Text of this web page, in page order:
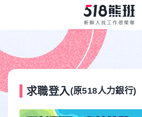
求職登入 (原518人力銀行)